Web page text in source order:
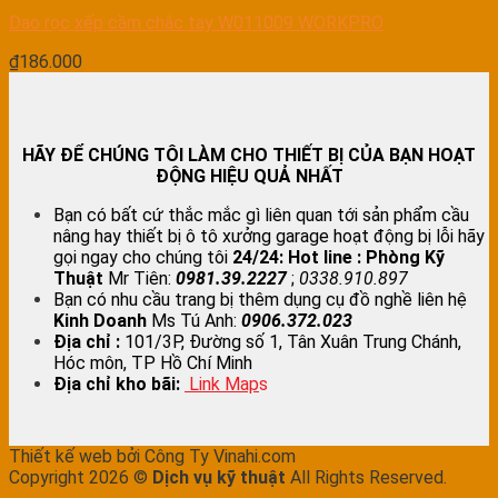
Dao rọc xếp cầm chắc tay W011009 WORKPRO
₫186.000
HÃY ĐỂ CHÚNG TÔI LÀM CHO THIẾT BỊ CỦA BẠN HOẠT
ĐỘNG HIỆU QUẢ NHẤT
Bạn có bất cứ thắc mắc gì liên quan tới sản phẩm cầu
nâng hay thiết bị ô tô xưởng garage hoạt động bị lỗi hãy
gọi ngay cho chúng tôi 24/24: Hot line : Phòng Kỹ
Thuật Mr Tiên: 0981.39.2227; 0338.910.897
Bạn có nhu cầu trang bị thêm dụng cụ đồ nghề liên hệ
Kinh Doanh Ms Tú Anh: 0906.372.023
Địa chỉ : 101/3P, Đường số 1, Tân Xuân Trung Chánh,
Hóc môn, TP Hồ Chí Minh
Địa chỉ kho bãi: Link Maps
Thiết kế web bởi Công Ty Vinahi.com
Copyright 2026 © Dịch vụ kỹ thuật All Rights Reserved.